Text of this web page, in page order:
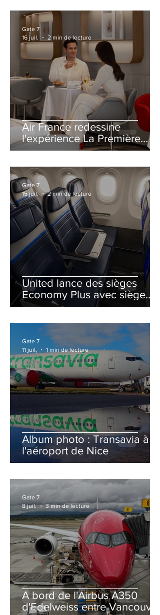
Air France redessine
l'expérience La Première
avec un salon entièrement
Gate 7
16 juil.
2 min de lecture
United lance des sièges
Economy Plus avec siège
central neutralisé
Gate 7
15 juil.
2 min de lecture
Album photo : Transavia à
l'aéroport de Nice
Gate 7
11 juil.
1 min de lecture
A bord de l'Airbus A350
d'Edelweiss entre Vancouver
Gate 7
8 juil.
3 min de lecture